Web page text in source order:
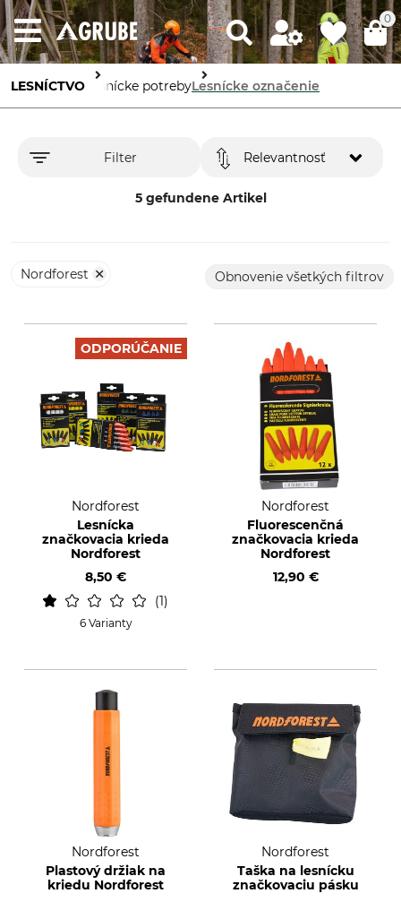
0
LESNÍCTVO Lesnícke potrebyLesnícke označenie
Filter
5 gefundene Artikel
Relevantnosť
Nordforest Obnovenie všetkých filtrov
ODPORÚČANIE
Nordforest
Lesnícka
značkovacia krieda
Nordforest
8,50 €
1
6 Varianty
Nordforest
Fluorescenčná
značkovacia krieda
Nordforest
12,90 €
Nordforest
Plastový držiak na
kriedu Nordforest
Nordforest
Taška na lesnícku
značkovaciu pásku